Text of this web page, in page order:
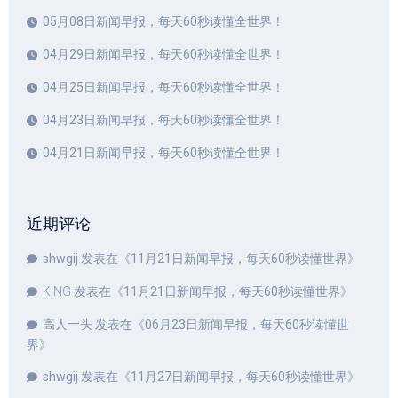
05月08日新闻早报，每天60秒读懂全世界！
04月29日新闻早报，每天60秒读懂全世界！
04月25日新闻早报，每天60秒读懂全世界！
04月23日新闻早报，每天60秒读懂全世界！
04月21日新闻早报，每天60秒读懂全世界！
近期评论
shwgij 发表在《11月21日新闻早报，每天60秒读懂世界》
KING 发表在《11月21日新闻早报，每天60秒读懂世界》
高人一头发表在《06月23日新闻早报，每天60秒读懂世
界》
shwgij 发表在《11月27日新闻早报，每天60秒读懂世界》